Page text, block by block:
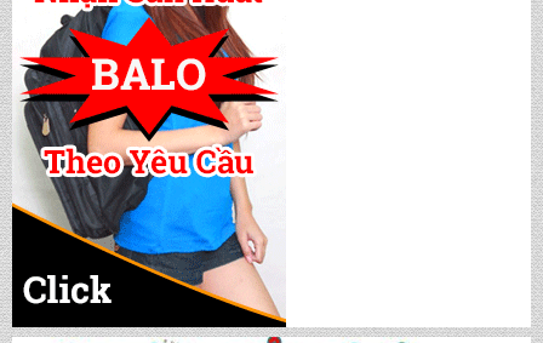
CẶP HỌC SINH MS: TN 5015
CẶP HỌC SINH MS: TN 5014
CẶP HỌC SINH MS: TN 5013
CẶP HỌC SINH MS: TN 5012